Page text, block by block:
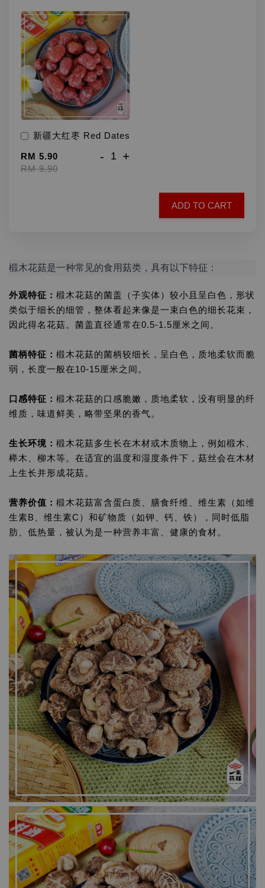
新疆大红枣 Red Dates
RM 5.90
RM 9.90
- +
ADD TO CART
椴木花菇是一种常见的食用菇类，具有以下特征：
外观特征： 椴木花菇的菌盖（子实体）较小且呈白色，形状
类似于细长的细管，整体看起来像是一束白色的细长花束，
因此得名花菇。菌盖直径通常在0.5-1.5厘米之间。
菌柄特征： 椴木花菇的菌柄较细长，呈白色，质地柔软而脆
弱，长度一般在10-15厘米之间。
口感特征： 椴木花菇的口感脆嫩，质地柔软，没有明显的纤
维质，味道鲜美，略带坚果的香气。
生长环境： 椴木花菇多生长在木材或木质物上，例如椴木、
榉木、柳木等。在适宜的温度和湿度条件下，菇丝会在木材
上生长并形成花菇。
营养价值： 椴木花菇富含蛋白质、膳食纤维、维生素（如维
生素B、维生素C）和矿物质（如钾、钙、铁），同时低脂
肪、低热量，被认为是一种营养丰富、健康的食材。